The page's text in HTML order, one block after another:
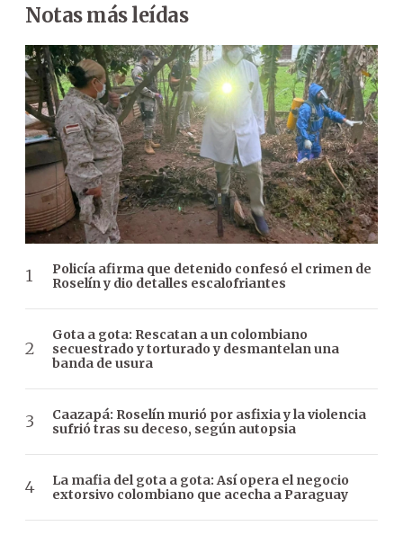
Notas más leídas
Policía afirma que detenido confesó el crimen de
Roselín y dio detalles escalofriantes
Gota a gota: Rescatan a un colombiano
secuestrado y torturado y desmantelan una
banda de usura
Caazapá: Roselín murió por asfixia y la violencia
sufrió tras su deceso, según autopsia
La mafia del gota a gota: Así opera el negocio
extorsivo colombiano que acecha a Paraguay